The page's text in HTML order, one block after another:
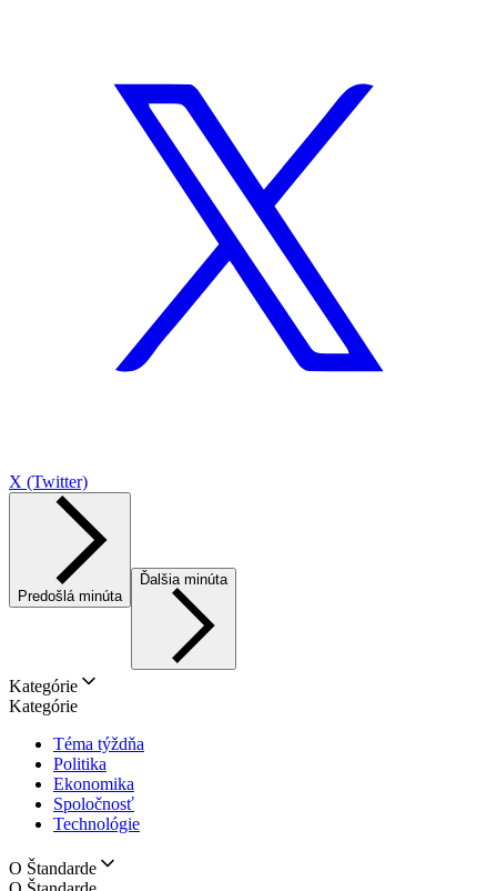
X (Twitter)
Predošlá minúta
Ďalšia minúta
Kategórie
Kategórie
Téma týždňa
Politika
Ekonomika
Spoločnosť
Technológie
O Štandarde